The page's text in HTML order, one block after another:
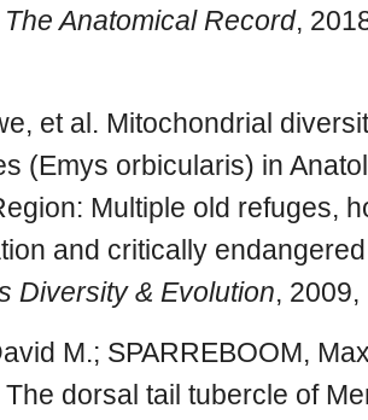
The Anatomical Record,
et al. Mitochondrial
(Emys orbicularis) in
Multiple old refuges,
and critically
Diversity & Evolution, 2009,
M.; SPARREBOOM,
The dorsal tail tubercle of